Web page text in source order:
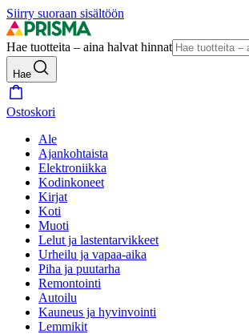
Siirry suoraan sisältöön
Hae tuotteita – aina halvat hinnat
Hae
Ostoskori
Ale
Ajankohtaista
Elektroniikka
Kodinkoneet
Kirjat
Koti
Muoti
Lelut ja lastentarvikkeet
Urheilu ja vapaa-aika
Piha ja puutarha
Remontointi
Autoilu
Kauneus ja hyvinvointi
Lemmikit